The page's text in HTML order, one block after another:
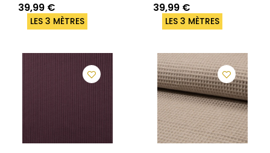
39,99 €
LES 3 MÈTRES
39,99 €
LES 3 MÈTRES